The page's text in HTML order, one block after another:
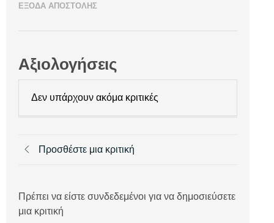
ΈΞΟΔΑ ΑΠΟΣΤΟΛΉΣ
Αξιολογήσεις
Δεν υπάρχουν ακόμα κριτικές
Προσθέστε μια κριτική
Πρέπει να είστε συνδεδεμένοι για να δημοσιεύσετε
μια κριτική